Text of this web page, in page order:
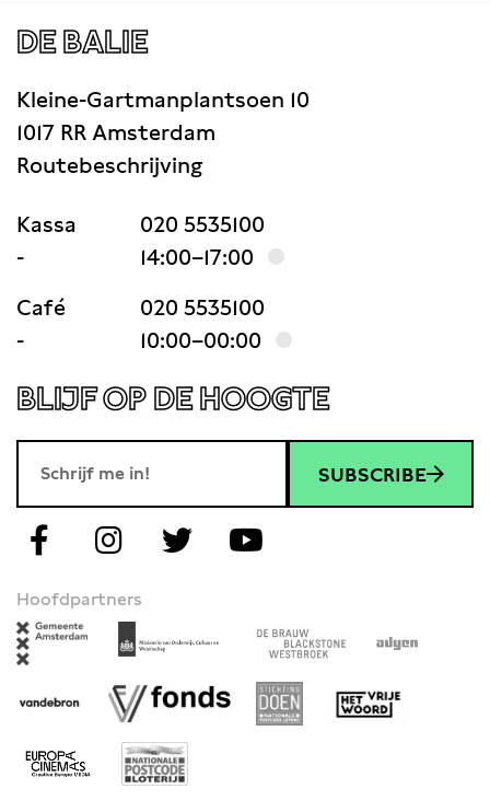
DE BALIE
Kleine-Gartmanplantsoen 10
1017 RR Amsterdam
Routebeschrijving
Kassa
020 5535100
-
14:00–17:00
Café
020 5535100
-
10:00–00:00
BLIJF OP DE HOOGTE
SUBSCRIBE
Hoofdpartners